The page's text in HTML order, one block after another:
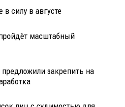
силу в августе
масштабный
закрепить на